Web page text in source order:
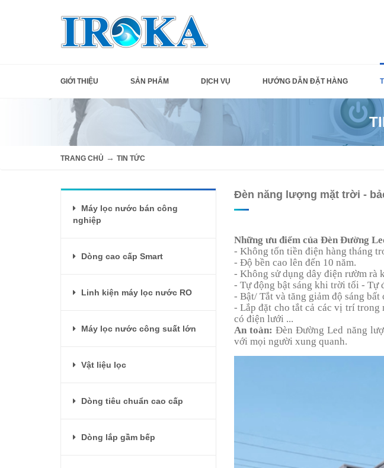
GIỚI THIỆU SẢN PHẨM DỊCH VỤ HƯỚNG DẪN ĐẶT HÀNG
TRANG CHỦ → TIN TỨC
Đèn năng lượng mặt trời -
Những ưu điểm của Đèn Đường
- Không tốn tiền điện hàng tháng
- Độ bền cao lên đến 10 năm.
- Không sử dụng dây điện rườm rà
- Tự động bật sáng khi trời tối - Tự
- Bật/ Tắt và tăng giảm độ sáng
- Lắp đặt cho tắt cả các vị trí trong
có điện lưới ...
An toàn: Đèn Đường Led năng
với mọi người xung quanh.
Máy lọc nước bán công
nghiệp
Dòng cao cấp Smart
Linh kiện máy lọc nước RO
Máy lọc nước công suất lớn
Vật liệu lọc
Dòng tiêu chuẩn cao cấp
Dòng lắp gầm bếp